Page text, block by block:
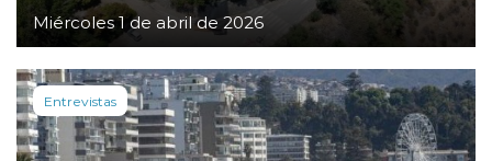
Miércoles 1 de abril de 2026
Entrevistas